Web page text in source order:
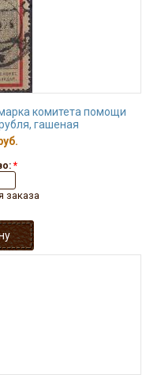
комитета помощи
гашеная
*
заказа